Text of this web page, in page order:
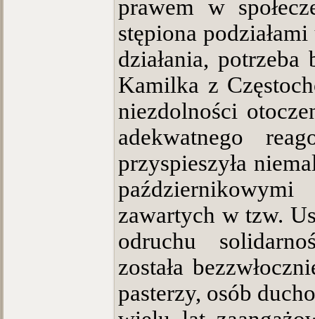
prawem w
stępiona
działania, potrzeba
Kamilka z
niezdolności
adekwatnego
przyspieszyła
zawartych w tzw.
odruchu
została
pasterzy, osób